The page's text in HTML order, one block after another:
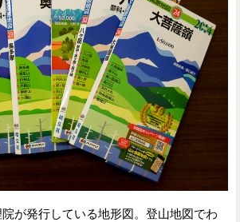
が発行している地形図。登山地図でわ